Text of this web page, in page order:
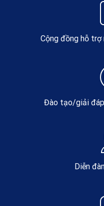
Cộng đồng hỗ trợ
Đào tạo/giải
Diễn